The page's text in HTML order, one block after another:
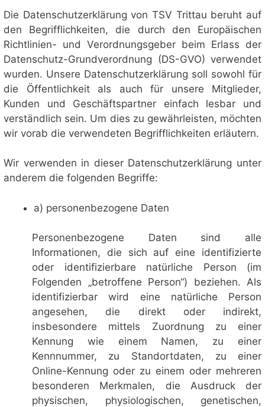
Die Datenschutzerklärung von TSV Trittau beruht auf
den Begrifflichkeiten, die durch den Europäischen
Richtlinien- und Verordnungsgeber beim Erlass der
Datenschutz-Grundverordnung (DS-GVO) verwendet
wurden. Unsere Datenschutzerklärung soll sowohl für
die Öffentlichkeit als auch für unsere Mitglieder,
Kunden und Geschäftspartner einfach lesbar und
verständlich sein. Um dies zu gewährleisten, möchten
wir vorab die verwendeten Begrifflichkeiten erläutern.
Wir verwenden in dieser Datenschutzerklärung unter
anderem die folgenden Begriffe:
a) personenbezogene Daten
Personenbezogene Daten sind alle
Informationen, die sich auf eine identifizierte
oder identifizierbare natürliche Person (im
Folgenden „betroffene Person“) beziehen. Als
identifizierbar wird eine natürliche Person
angesehen, die direkt oder indirekt,
insbesondere mittels Zuordnung zu einer
Kennung wie einem Namen, zu einer
Kennnummer, zu Standortdaten, zu einer
Online-Kennung oder zu einem oder mehreren
besonderen Merkmalen, die Ausdruck der
physischen, physiologischen, genetischen,